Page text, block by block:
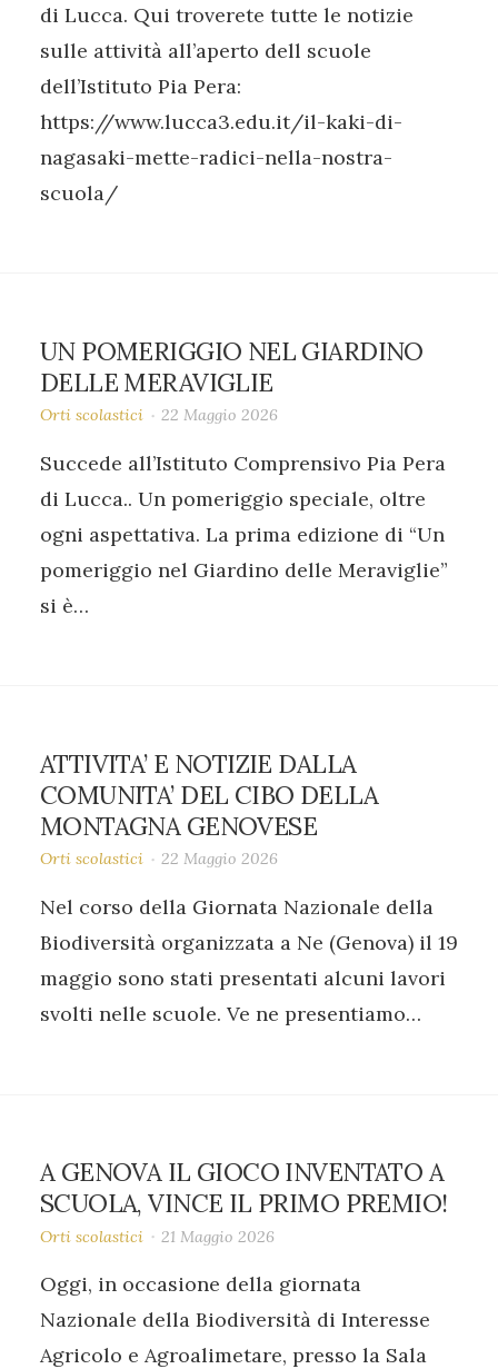
di Lucca. Qui troverete tutte le notizie
sulle attività all’aperto dell scuole
dell’Istituto Pia Pera:
https://www.lucca3.edu.it/il-kaki-di-
nagasaki-mette-radici-nella-nostra-
scuola/
UN POMERIGGIO NEL GIARDINO
DELLE MERAVIGLIE
Orti scolastici 22 Maggio 2026
Succede all’Istituto Comprensivo Pia Pera
di Lucca.. Un pomeriggio speciale, oltre
ogni aspettativa. La prima edizione di “Un
pomeriggio nel Giardino delle Meraviglie”
si è…
ATTIVITA’ E NOTIZIE DALLA
COMUNITA’ DEL CIBO DELLA
MONTAGNA GENOVESE
Orti scolastici 22 Maggio 2026
Nel corso della Giornata Nazionale della
Biodiversità organizzata a Ne (Genova) il 19
maggio sono stati presentati alcuni lavori
svolti nelle scuole. Ve ne presentiamo…
A GENOVA IL GIOCO INVENTATO A
SCUOLA, VINCE IL PRIMO PREMIO!
Orti scolastici 21 Maggio 2026
Oggi, in occasione della giornata
Nazionale della Biodiversità di Interesse
Agricolo e Agroalimetare, presso la Sala